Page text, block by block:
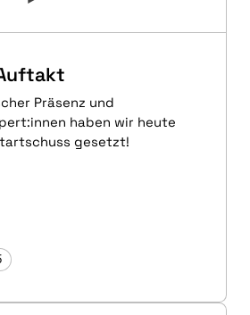
Präsenz und
haben wir heute
gesetzt!